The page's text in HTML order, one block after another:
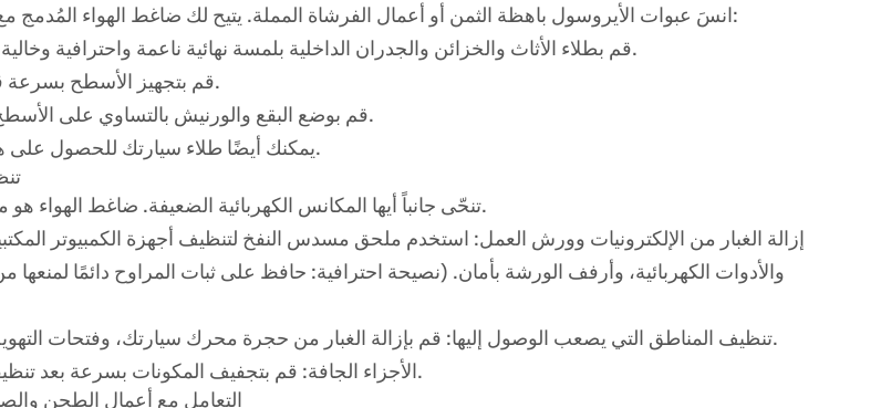
انسَ عبوات الأيروسول باهظة الثمن أو أعمال الفرشاة المملة. يتيح لك ضاغط الهواء المُدمج مع مسدس الرش ما يلي:
قم بطلاء الأثاث والخزائن والجدران الداخلية بلمسة نهائية ناعمة واحترافية وخالية من ضربات الفرشاة.
قم بتجهيز الأسطح بسرعة قبل تنفيذ أي مشروع.
قم بوضع البقع والورنيش بالتساوي على الأسطح أو الأسوار الخشبية.
يمكنك أيضًا طلاء سيارتك للحصول على هيكل سيارة مخصص.
4.
تنحّى جانباً أيها المكانس الكهربائية الضعيفة. ضاغط الهواء هو ملك نفخ الغبار والحطام.
إزالة الغبار من الإلكترونيات وورش العمل: استخدم ملحق مسدس النفخ لتنظيف أجهزة الكمبيوتر
والأدوات الكهربائية، وأرفف الورشة بأمان. (نصيحة احترافية: حافظ على ثبات المراوح دائمًا لمنعها
تنظيف المناطق التي يصعب الوصول إليها: قم بإزالة الغبار من حجرة محرك سيارتك، وفتحات التهوية، والشقوق الداخلية.
الأجزاء الجافة: قم بتجفيف المكونات بسرعة بعد تنظيفها بالمذيبات أو الماء.
5. التعامل مع أعمال الطحن